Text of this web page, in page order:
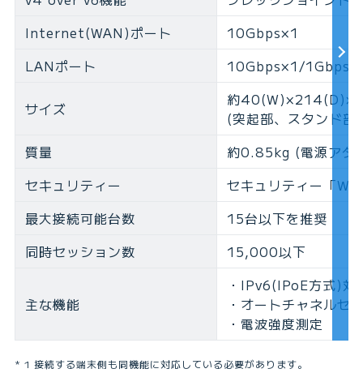
Internet(WAN)ポート
10Gbps×1
LANポート
10Gbps×1/
サイズ
約
(突起部、スタンド
質量
約0.85kg (電源アダ
セキュリティー
セキュリティー「
最大接続可能台数
15台以下を推奨
同時セッション数
15,000以下
主な機能
・IPv6(IPoE方式)対
・オートチャネルセ
・電波強度測定
1 接続する端末側も同機能に対応している必要があります。